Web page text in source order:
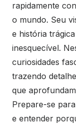
rapidamente
o mundo. Seu
e história
inesquecível.
curiosidades
trazendo
que
Prepare-se
e entender